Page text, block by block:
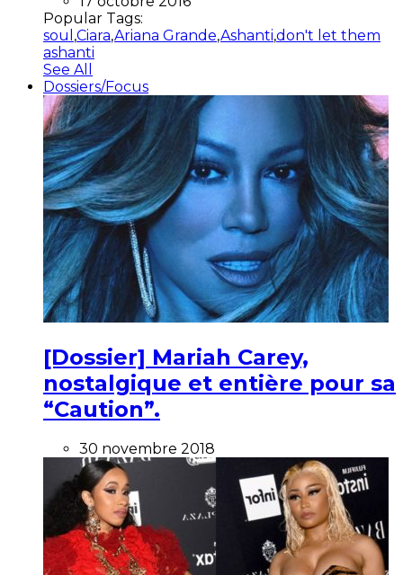
Popular Tags:
soul ,Ciara,Ariana Grande,Ashanti,don't let them
ashanti
See All
Dossiers/Focus
[Dossier] Mariah Carey,
nostalgique et entière pour sa
“Caution”.
30 novembre 2018